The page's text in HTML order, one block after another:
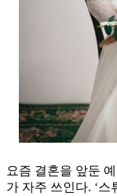
요즘 결혼을 앞둔 예
가 자주 쓰인다. ‘스